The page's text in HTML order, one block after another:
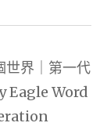
世界｜第一代
Eagle Word